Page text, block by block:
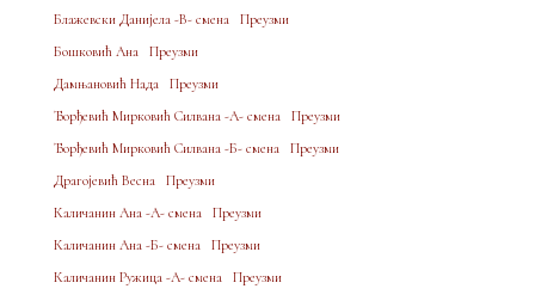
Блажевски Данијела -B- смена
Преузми
Бошковић Ана
Преузми
Дамњановић Нада
Преузми
Ђорђевић Мирковић Силвана -A- смена
Преузми
Ђорђевић Мирковић Силвана -Б- смена
Преузми
Драгојевић Весна
Преузми
Каличанин Ана -A- смена
Преузми
Каличанин Ана -Б- смена
Преузми
Каличанин Ружица -A- смена
Преузми